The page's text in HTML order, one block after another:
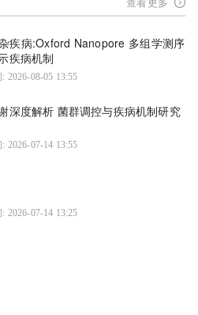
疾病:Oxford Nanopore 多组学测序
疾病机制
2026-08-05 13:55
深度解析 菌群调控与疾病机制研究
2026-07-14 13:55
2026-07-14 13:25